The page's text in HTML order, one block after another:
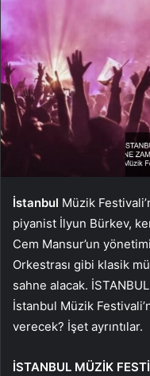
İstanbul Müzik
piyanist İlyun Bürkev,
Cem Mansur’un
Orkestrası gibi klasik
sahne alacak.
İstanbul Müzik
verecek? İşet ayrıntılar.
İSTANBUL MÜZİK